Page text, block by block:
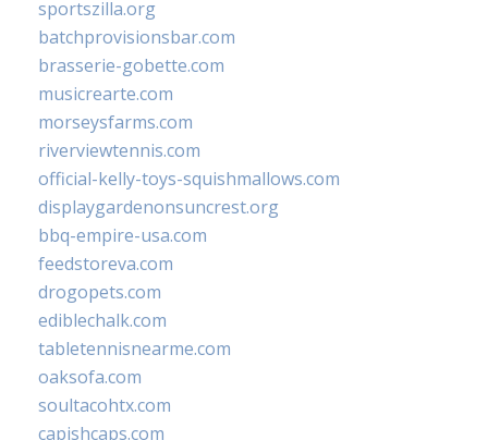
sportszilla.org
batchprovisionsbar.com
brasserie-gobette.com
musicrearte.com
morseysfarms.com
riverviewtennis.com
official-kelly-toys-squishmallows.com
displaygardenonsuncrest.org
bbq-empire-usa.com
feedstoreva.com
drogopets.com
ediblechalk.com
tabletennisnearme.com
oaksofa.com
soultacohtx.com
capishcaps.com